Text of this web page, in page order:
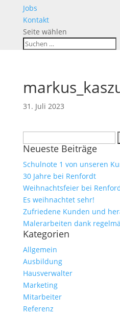
Jobs
Kontakt
Seite wählen
31. Juli 2023
nach:
Neueste Beiträge
Schulnote 1 von unseren
30 Jahre bei Renfordt
Weihnachtsfeier bei
Es weihnachtet sehr!
Zufriedene Kunden und
Malerarbeiten dank
Kategorien
Allgemein
Ausbildung
Hausverwalter
Marketing
Mitarbeiter
Referenz